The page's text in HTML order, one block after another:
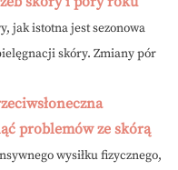
jak istotna jest sezonowa
skóry. Zmiany pór
problemów ze skórą
wysiłku fizycznego,